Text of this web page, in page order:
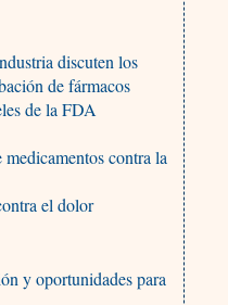
discuten los
de fármacos
de la FDA
contra la
el dolor
y oportunidades para